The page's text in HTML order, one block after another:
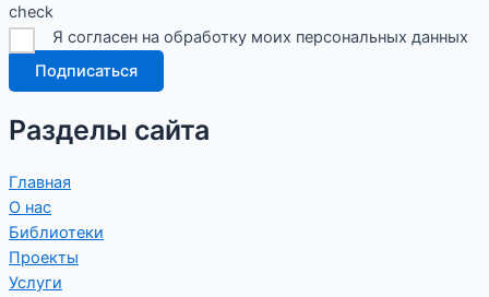
check
Я согласен на обработку моих персональных данных
Подписаться
Разделы сайта
Главная
О нас
Библиотеки
Проекты
Услуги